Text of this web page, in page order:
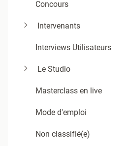
Concours
Intervenants
Interviews Utilisateurs
Le Studio
Masterclass en live
Mode d'emploi
Non classifié(e)